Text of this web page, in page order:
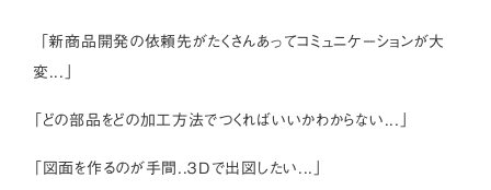
「新商品開発の依頼先がたくさんあってコミュニケーションが大
変...」
「どの部品をどの加工方法でつくればいいかわからない...」
「図面を作るのが手間..３Dで出図したい...」